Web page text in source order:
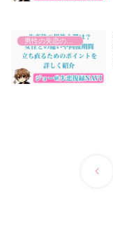
男性の失恋の基本
前